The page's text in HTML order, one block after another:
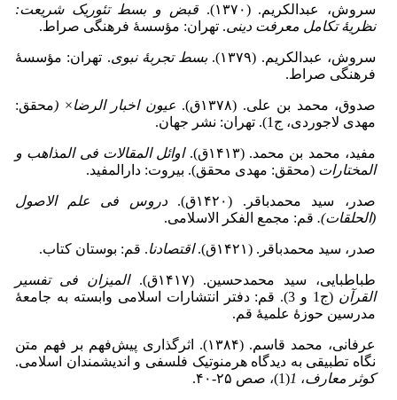
سروش، عبدالکریم. (۱۳۷۰).
قبض و بسط تئوریک شریعت:
نظریۀ تکامل معرفت دینی. تهران: مؤسسۀ فرهنگی صراط.
سروش، عبدالکریم. (۱۳۷۹). بسط تجربۀ نبوی. تهران: مؤسسۀ
فرهنگی صراط.
صدوق، محمد بن علی. (۱۳۷۸ق). عیون اخبار الرضا×
(محقق:
مهدی لاجوردی، ج1). تهران: نشر جهان.
مفید، محمد بن محمد. (۱۴۱۳ق).
اوائل المقالات فی المذاهب و
المختارات (محقق: مهدی محقق). بیروت: دارالمفید.
صدر، سید محمدباقر. (۱۴۲۰ق).
دروس فی علم الاصول
(الحلقات). قم: مجمع الفکر الاسلامی.
صدر، سید محمدباقر. (۱۴۲۱ق). اقتصادنا. قم: بوستان کتاب.
طباطبایی، سید محمدحسین. (۱۴۱۷ق).
المیزان فی تفسیر
القرآن
(ج1 و 3). قم: دفتر انتشارات اسلامی وابسته به جامعۀ
مدرسین حوزۀ علمیۀ قم.
عرفانی، محمد قاسم. (۱۳۸۴). اثرگذاری پیش‌فهم بر فهم متن
نگاه تطبیقی به دیدگاه هرمنوتیک فلسفی و اندیشمندان اسلامی.
کوثر معارف، 1(1)، صص ۲۵‑۴۰.